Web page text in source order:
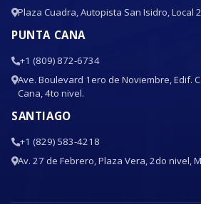
Plaza Cuadra, Autopista San Isidro, Local
PUNTA CANA
+1 (809) 872-6734
Ave. Boulevard 1ero de Noviembre, Edif.
Cana, 4to nivel.
SANTIAGO
+1 (829) 583-4218
Av. 27 de Febrero, Plaza Vera, 2do nivel,